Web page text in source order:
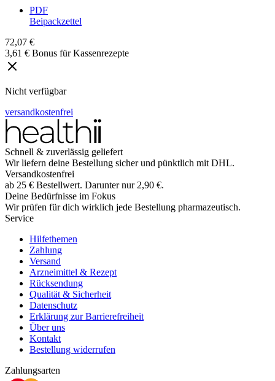
PDF
Beipackzettel
72,07 €
3,61 € Bonus für Kassenrezepte
Nicht verfügbar
versandkostenfrei
Schnell & zuverlässig geliefert
Wir liefern deine Bestellung sicher und pünktlich mit DHL.
Versandkostenfrei
ab 25 € Bestellwert. Darunter nur 2,90 €.
Deine Bedürfnisse im Fokus
Wir prüfen für dich wirklich jede Bestellung pharmazeutisch.
Service
Hilfethemen
Zahlung
Versand
Arzneimittel & Rezept
Rücksendung
Qualität & Sicherheit
Datenschutz
Erklärung zur Barrierefreiheit
Über uns
Kontakt
Bestellung widerrufen
Zahlungsarten